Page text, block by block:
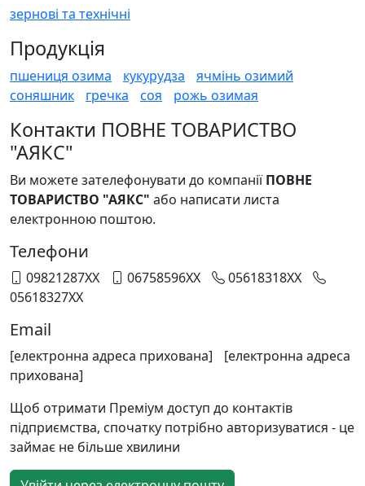
зернові та технічні
Продукція
пшениця озима кукурудза
ячмінь озимий
соняшник
гречка соя рожь озимая
Контакти ПОВНЕ ТОВАРИСТВО
"АЯКС"
Ви можете зателефонувати до компаніїПОВНЕ
ТОВАРИСТВО "АЯКС" або написати листа
електронною поштою.
Телефони
09821287XX 06758596XX
05618318XX
05618327XX
Email
[електронна адреса прихована]
[електронна адреса
прихована]
Щоб отримати Преміум доступ до контактів
підприємства, спочатку потрібно авторизуватися - це
займає не більше хвилини